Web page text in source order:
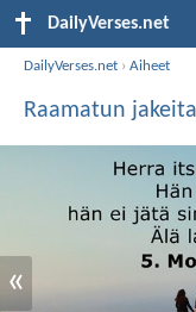
DailyVerses.net
DailyVerses.net ›Aiheet
Raamatun
«